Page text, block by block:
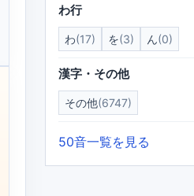
わ行
わ(17) を(3) ん(0)
漢字・その他
その他(6747)
50音一覧を見る